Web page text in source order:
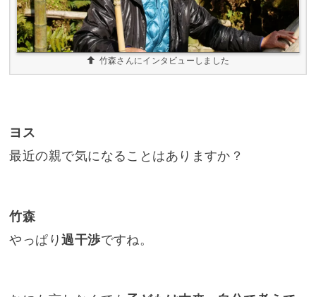
竹森さんにインタビューしました
ヨス
最近の親で気になることはありますか？
竹森
やっぱり過干渉ですね。